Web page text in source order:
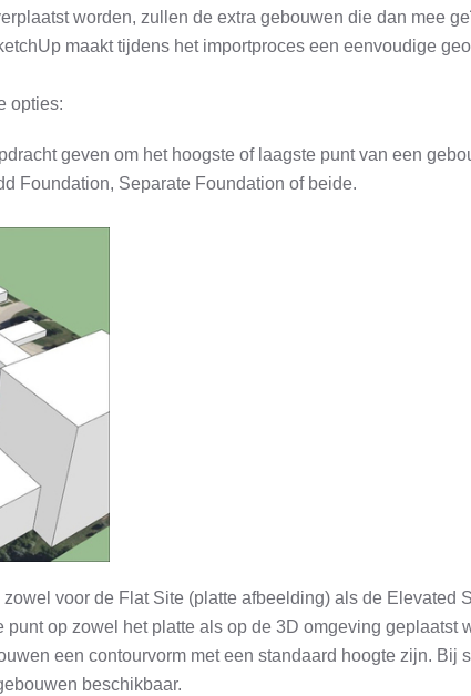
worden, zullen de extra gebouwen die dan mee
maakt tijdens het importproces een eenvoudige
opties:
geven om het hoogste of laagste punt van een
Foundation, Separate Foundation of beide.
voor de Flat Site (platte afbeelding) als de Elevated
op zowel het platte als op de 3D omgeving geplaatst
een contourvorm met een standaard hoogte zijn. Bij
beschikbaar.